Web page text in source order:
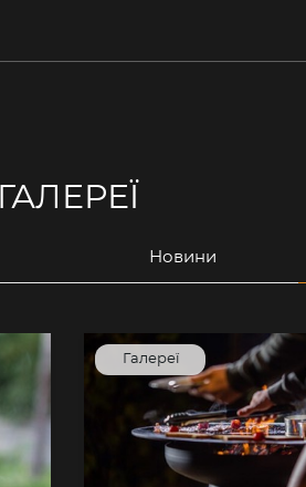
ГАЛЕРЕЇ
Новини
Галереї